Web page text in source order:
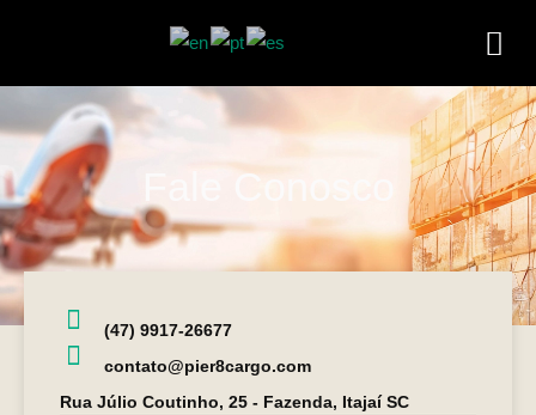
Fale Conosco
(47) 9917-26677
contato@pier8cargo.com
Rua Júlio Coutinho, 25 - Fazenda, Itajaí SC